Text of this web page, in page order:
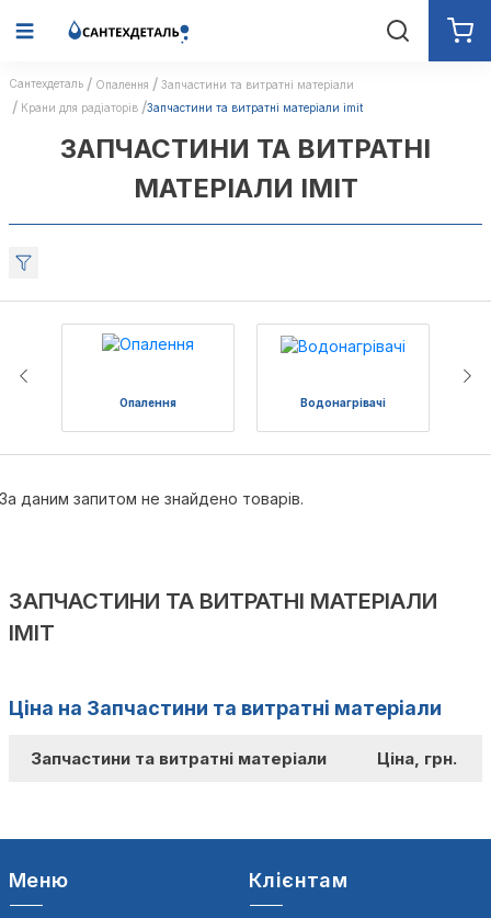
Сантехдеталь Опалення
Запчастини та витратні матеріали
Крани для радіаторів
Запчастини та витратні матеріали imit
ЗАПЧАСТИНИ ТА ВИТРАТНІ
МАТЕРІАЛИ IMIT
Опалення Водонагрівачі
За даним запитом не знайдено товарів.
ЗАПЧАСТИНИ ТА ВИТРАТНІ МАТЕРІАЛИ
IMIT
Ціна на Запчастини та витратні матеріали
Запчастини та витратні матеріали Ціна, грн.
Меню Клієнтам